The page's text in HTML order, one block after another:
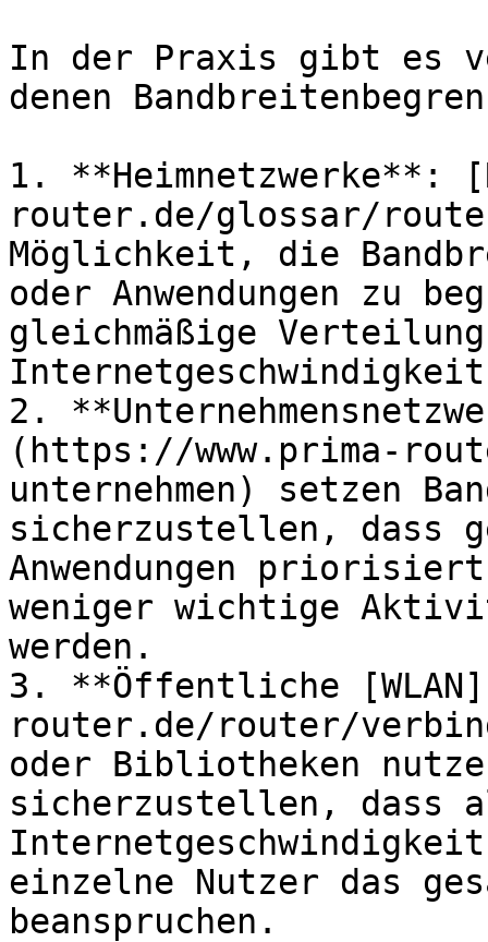
In der Praxis gibt es
denen
1. **Heimnetzwerke**:
router.de/glossar/
Möglichkeit, die
oder Anwendungen zu
gleichmäßige
2.
(https://www.prima-
unternehmen) setzen
sicherzustellen, dass
Anwendungen
weniger wichtige
werden.
3. **Öffentliche
router.de/router/
oder Bibliotheken
sicherzustellen, dass
einzelne Nutzer das
beanspruchen.